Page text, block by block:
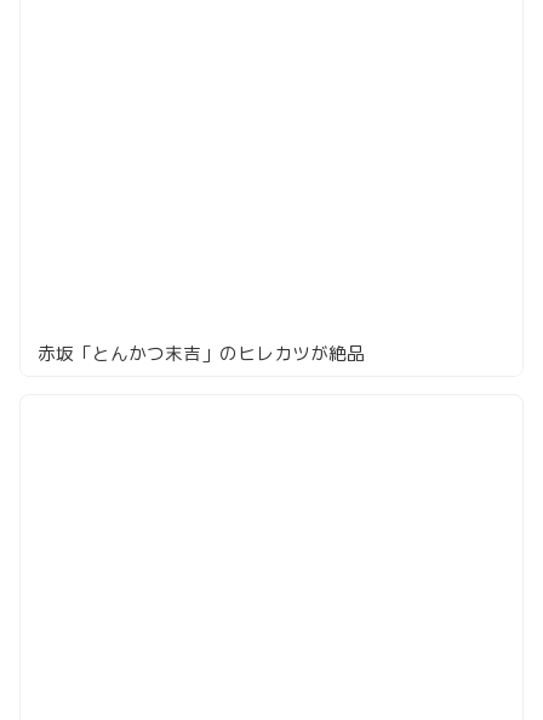
赤坂「とんかつ末吉」のヒレカツが絶品